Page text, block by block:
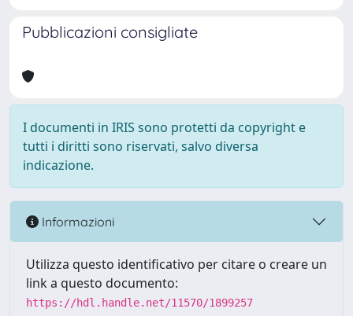
Pubblicazioni consigliate
I documenti in IRIS sono protetti da copyright e
tutti i diritti sono riservati, salvo diversa
indicazione.
Informazioni
Utilizza questo identificativo per citare o creare un
link a questo documento:
https://hdl.handle.net/11570/1899257